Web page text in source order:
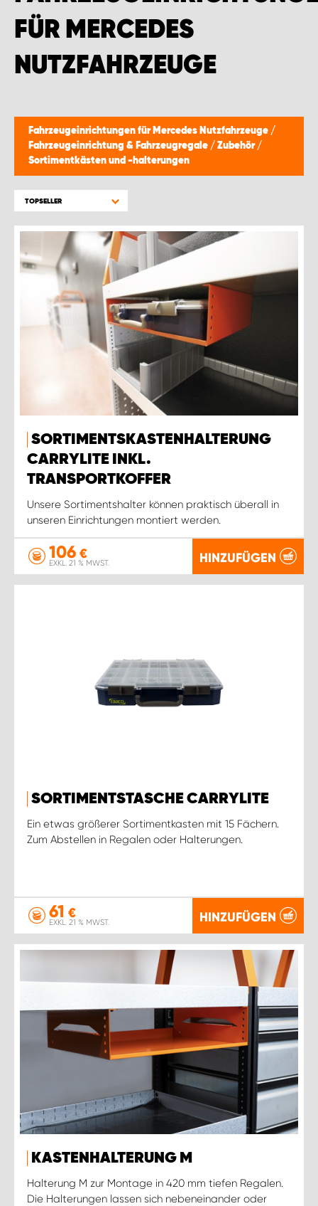
FÜR MERCEDES
NUTZFAHRZEUGE
Fahrzeugeinrichtungen für Mercedes Nutzfahrzeuge /
Fahrzeugeinrichtung & Fahrzeugregale / Zubehör /
Sortimentkästen und -halterungen
TOPSELLER
SORTIMENTSKASTENHALTERUNG
CARRYLITE INKL.
TRANSPORTKOFFER
Unsere Sortimentshalter können praktisch überall in
unseren Einrichtungen montiert werden.
106 €
EXKL. 21 % MWST. HINZUFÜGEN
SORTIMENTSTASCHE CARRYLITE
Ein etwas größerer Sortimentkasten mit 15 Fächern.
Zum Abstellen in Regalen oder Halterungen.
61 €
EXKL. 21 % MWST. HINZUFÜGEN
KASTENHALTERUNG M
Halterung M zur Montage in 420 mm tiefen Regalen.
Die Halterungen lassen sich nebeneinander oder
WORK SYSTEM WORK SYSTEM BRÜGGE